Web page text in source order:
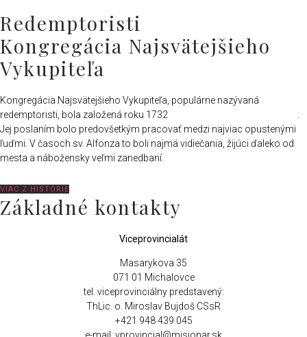
Redemptoristi
Kongregácia Najsvätejšieho
Vykupiteľa
Kongregácia Najsvätejšieho Vykupiteľa, populárne nazývaná
redemptoristi, bola založená roku 1732
Jej poslaním bolo predovšetkým pracovať medzi najviac opustenými
ľuďmi. V časoch sv. Alfonza to boli najmä vidiečania, žijúci ďaleko od
mesta a nábožensky veľmi zanedbaní.
VIAC Z HISTÓRIE
Základné kontakty
Viceprovincialát
Masarykova 35
071 01 Michalovce
tel. viceprovinciálny predstavený:
ThLic. o. Miroslav Bujdoš CSsR
+421 948 439 045